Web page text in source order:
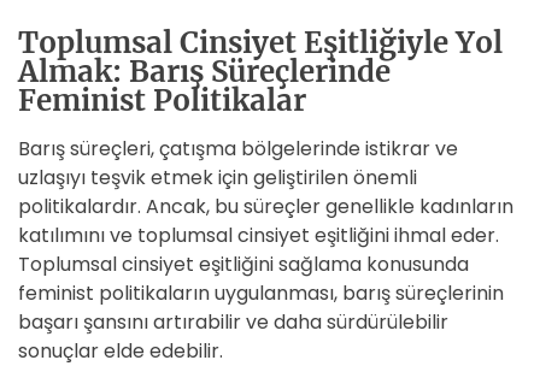
Toplumsal Cinsiyet Eşitliğiyle Yol
Almak: Barış Süreçlerinde
Feminist Politikalar
Barış süreçleri, çatışma bölgelerinde istikrar ve
uzlaşıyı teşvik etmek için geliştirilen önemli
politikalardır. Ancak, bu süreçler genellikle kadınların
katılımını ve toplumsal cinsiyet eşitliğini ihmal eder.
Toplumsal cinsiyet eşitliğini sağlama konusunda
feminist politikaların uygulanması, barış süreçlerinin
başarı şansını artırabilir ve daha sürdürülebilir
sonuçlar elde edebilir.